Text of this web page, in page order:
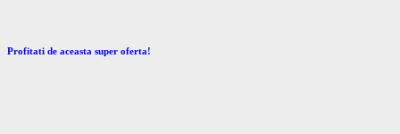
Profitati de aceasta super oferta!